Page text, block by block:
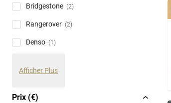
Bridgestone (2)
Rangerover (2)
Denso (1)
Afficher Plus
Prix (€)